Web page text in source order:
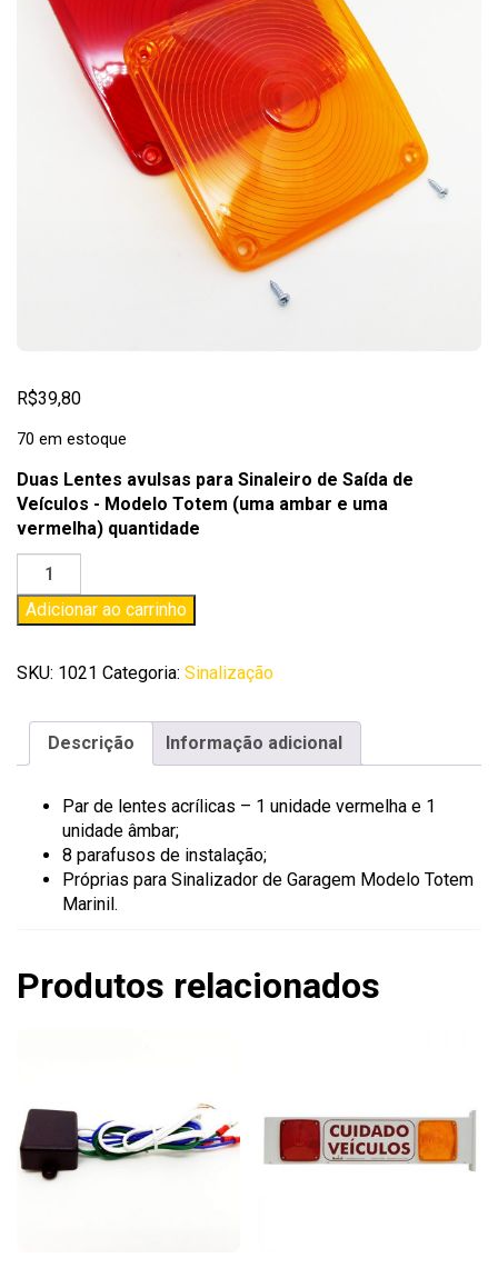
R$39,80
70 em estoque
Duas Lentes avulsas para Sinaleiro de Saída de
Veículos - Modelo Totem (uma ambar e uma
vermelha) quantidade
Adicionar ao carrinho
SKU: 1021 Categoria: Sinalização
Descrição Informação adicional
Par de lentes acrílicas – 1 unidade vermelha e 1
unidade âmbar;
8 parafusos de instalação;
Próprias para Sinalizador de Garagem Modelo Totem
Marinil.
Produtos relacionados